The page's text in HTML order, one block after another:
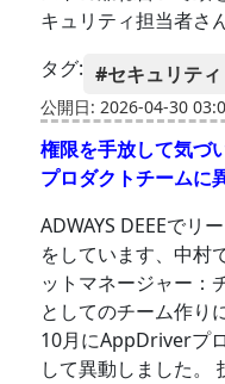
キュリティ担当者さ
タグ: #セキュリティ
公開日: 2026-04-30
権限を手放して気づ
プロダクトチームに
ADWAYS DEEEでリ
をしています、中村
ットマネージャー：
としてのチーム作り
10月にAppDriverプ
して異動しました。